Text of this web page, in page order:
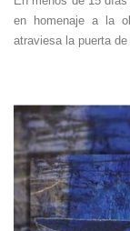
en homenaje a la
atraviesa la puerta